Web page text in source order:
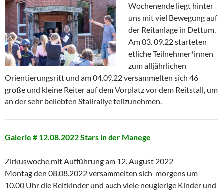
Wochenende liegt hinter
uns mit viel Bewegung auf
der Reitanlage in Dettum.
Am 03. 09.22 starteten
etliche Teilnehmer*innen
zum alljährlichen
Orientierungsritt und am 04.09.22 versammelten sich 46
große und kleine Reiter auf dem Vorplatz vor dem Reitstall, um
an der sehr beliebten Stallrallye teilzunehmen.
Galerie # 12.08.2022 Stars in der Manege
Zirkuswoche mit Aufführung am 12. August 2022
Montag den 08.08.2022 versammelten sich morgens um
10.00 Uhr die Reitkinder und auch viele neugierige Kinder und